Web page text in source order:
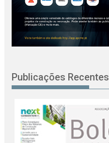
Publicações Recentes